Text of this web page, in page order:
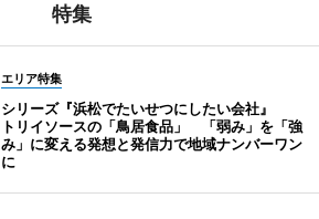
特集
エリア特集
シリーズ『浜松でたいせつにしたい会社』
トリイソースの「鳥居食品」 「弱み」を「強
み」に変える発想と発信力で地域ナンバーワン
に